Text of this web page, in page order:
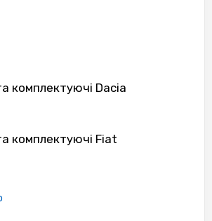
комплектуючі Dacia
комплектуючі Fiat